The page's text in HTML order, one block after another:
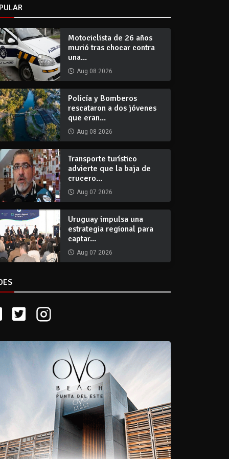
Motociclista de 26 años
murió tras chocar contra
una...
Aug 08 2026
Policía y Bomberos
rescataron a dos jóvenes
que eran...
Aug 08 2026
Transporte turístico
advierte que la baja de
crucero...
Aug 07 2026
Uruguay impulsa una
estrategia regional para
captar...
Aug 07 2026